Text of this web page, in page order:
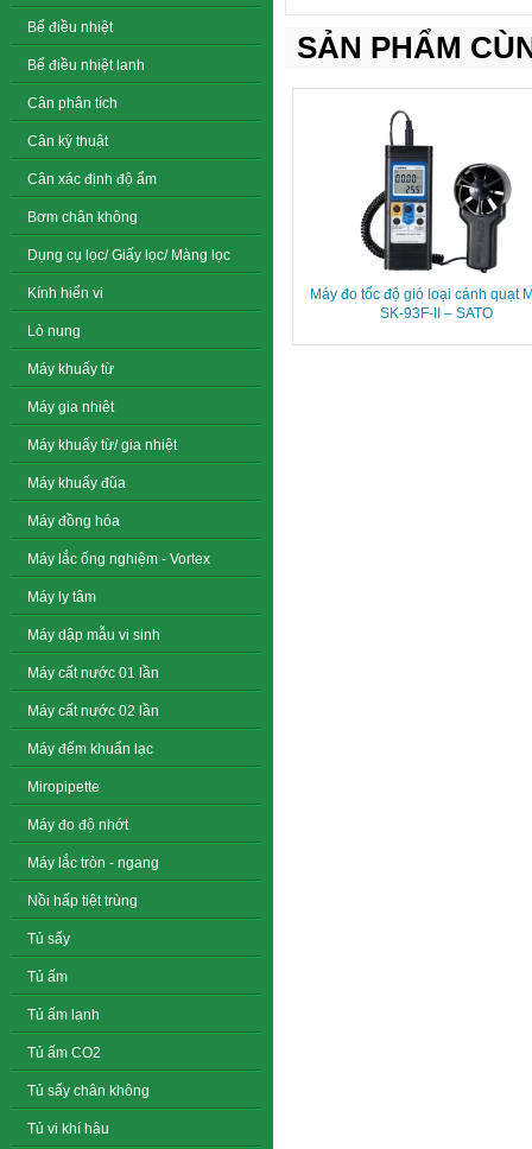
Bể điều nhiệt
Bể điều nhiệt lanh
Cân phân tích
Cân kỹ thuật
Cân xác định độ ẩm
Bơm chân không
Dụng cụ lọc/ Giấy lọc/ Màng lọc
Kính hiển vi
Lò nung
Máy khuấy từ
Máy gia nhiệt
Máy khuấy từ/ gia nhiệt
Máy khuấy đũa
Máy đồng hóa
Máy lắc ống nghiệm - Vortex
Máy ly tâm
Máy dập mẫu vi sinh
Máy cất nước 01 lần
Máy cất nước 02 lần
Máy đếm khuẩn lạc
Miropipette
Máy đo độ nhớt
Máy lắc tròn - ngang
Nồi hấp tiệt trùng
Tủ sấy
Tủ ấm
Tủ ấm lạnh
Tủ ấm CO2
Tủ sấy chân không
Tủ vi khí hậu
SẢN PHẨM
Máy đo tốc độ gió loại cánh quạt
SK-93F-II – SATO